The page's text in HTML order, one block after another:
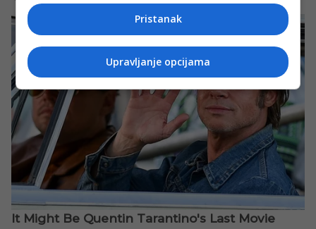
Pristanak
Upravljanje opcijama